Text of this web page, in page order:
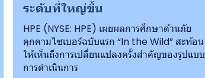
ระดับที่ใหญ่ขึ้น
HPE (NYSE: HPE) เผยผลการศึกษาด้านภัย
คุกคามไซเบอร์ฉบับแรก “In the Wild” สะท้อน
ให้เห็นถึงการเปลี่ยนแปลงครั้งสำคัญของรูปแบบ
การดำเนินการ